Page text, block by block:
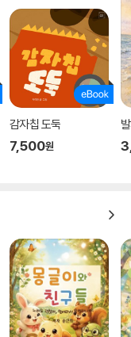
감자칩 도둑
7,500원